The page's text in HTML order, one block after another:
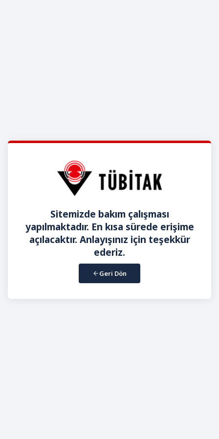
Sitemizde bakım çalışması
yapılmaktadır. En kısa sürede erişime
açılacaktır. Anlayışınız için teşekkür
ederiz.
Geri Dön